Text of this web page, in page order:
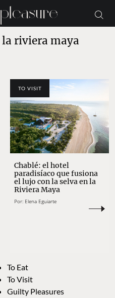
riviera maya
TO VISIT
Chablé: el hotel
paradisíaco que fusiona
el lujo con la selva en la
Riviera Maya
Por: Elena Eguiarte
To Eat
To Visit
Guilty Pleasures